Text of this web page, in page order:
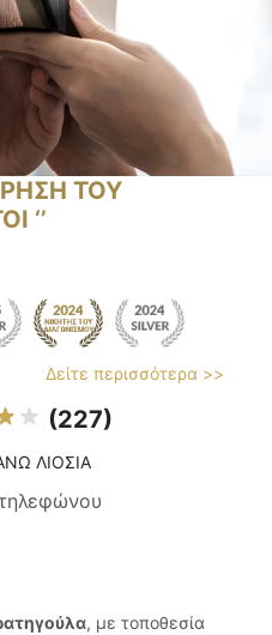
ΤΟΥ
‘’
Δείτε περισσότερα >>
(227)
ΛΙΟΣΙΑ
, με τοποθεσία